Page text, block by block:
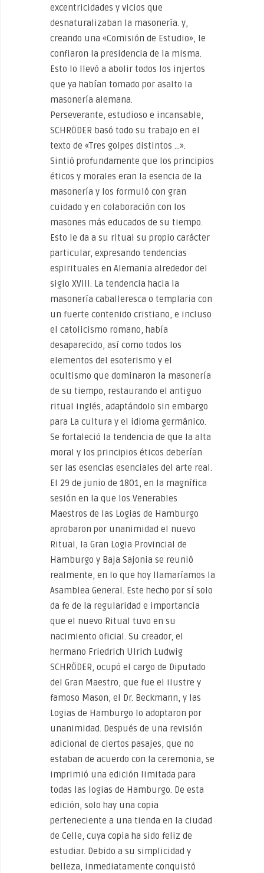
excentricidades y vicios que
desnaturalizaban la masonería. y,
creando una «Comisión de Estudio», le
confiaron la presidencia de la misma.
Esto lo llevó a abolir todos los injertos
que ya habían tomado por asalto la
masonería alemana.
Perseverante, estudioso e incansable,
SCHRÖDER basó todo su trabajo en el
texto de «Tres golpes distintos …».
Sintió profundamente que los principios
éticos y morales eran la esencia de la
masonería y los formuló con gran
cuidado y en colaboración con los
masones más educados de su tiempo.
Esto le da a su ritual su propio carácter
particular, expresando tendencias
espirituales en Alemania alrededor del
siglo XVIII. La tendencia hacia la
masonería caballeresca o templaria con
un fuerte contenido cristiano, e incluso
el catolicismo romano, había
desaparecido, así como todos los
elementos del esoterismo y el
ocultismo que dominaron la masonería
de su tiempo, restaurando el antiguo
ritual inglés, adaptándolo sin embargo
para La cultura y el idioma germánico.
Se fortaleció la tendencia de que la alta
moral y los principios éticos deberían
ser las esencias esenciales del arte real.
El 29 de junio de 1801, en la magnífica
sesión en la que los Venerables
Maestros de las Logias de Hamburgo
aprobaron por unanimidad el nuevo
Ritual, la Gran Logia Provincial de
Hamburgo y Baja Sajonia se reunió
realmente, en lo que hoy llamaríamos la
Asamblea General. Este hecho por sí solo
da fe de la regularidad e importancia
que el nuevo Ritual tuvo en su
nacimiento oficial. Su creador, el
hermano Friedrich Ulrich Ludwig
SCHRÖDER, ocupó el cargo de Diputado
del Gran Maestro, que fue el ilustre y
famoso Mason, el Dr. Beckmann, y las
Logias de Hamburgo lo adoptaron por
unanimidad. Después de una revisión
adicional de ciertos pasajes, que no
estaban de acuerdo con la ceremonia, se
imprimió una edición limitada para
todas las logias de Hamburgo. De esta
edición, solo hay una copia
perteneciente a una tienda en la ciudad
de Celle, cuya copia ha sido feliz de
estudiar. Debido a su simplicidad y
belleza, inmediatamente conquistó